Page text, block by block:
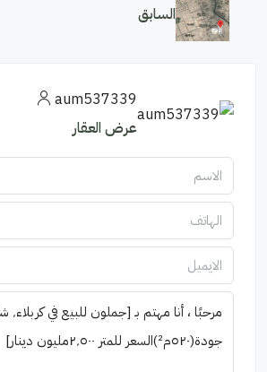
السابق
aum537339
عرض العقار